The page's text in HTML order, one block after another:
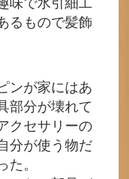
るもので髪飾
ンが家にはあ
部分が壊れて
クセサリーの
分が使う物だ
。